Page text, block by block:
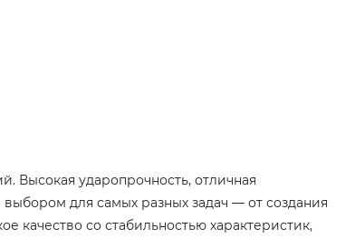
Высокая ударопрочность, отличная
для самых разных задач — от создания
качество со стабильностью характеристик,